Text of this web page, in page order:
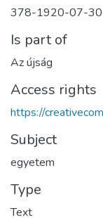
378-1920-07-
Is part of
Az újság
Access rights
https://
Subject
egyetem
Type
Text